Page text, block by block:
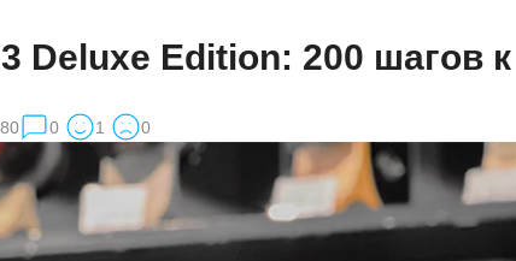
Deluxe Edition: 200 шагов
0 1 0